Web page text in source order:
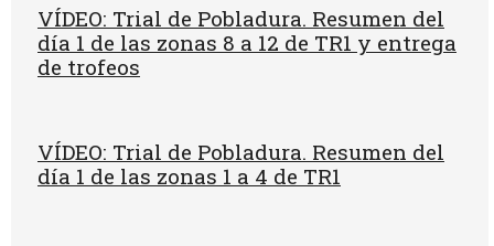
VÍDEO: Trial de Pobladura. Resumen del
día 1 de las zonas 8 a 12 de TR1 y entrega
de trofeos
VÍDEO: Trial de Pobladura. Resumen del
día 1 de las zonas 1 a 4 de TR1